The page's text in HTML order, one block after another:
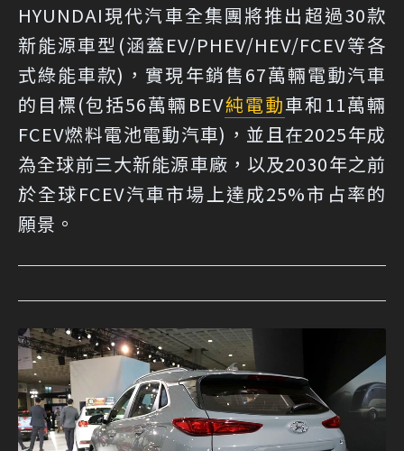
HYUNDAI現代汽車全集團將推出超過30款
新能源車型(涵蓋EV/PHEV/HEV/FCEV等各
式綠能車款)，實現年銷售67萬輛電動汽車
的目標(包括56萬輛BEV純電動車和11萬輛
FCEV燃料電池電動汽車)，並且在2025年成
為全球前三大新能源車廠，以及2030年之前
於全球FCEV汽車市場上達成25%市占率的
願景。